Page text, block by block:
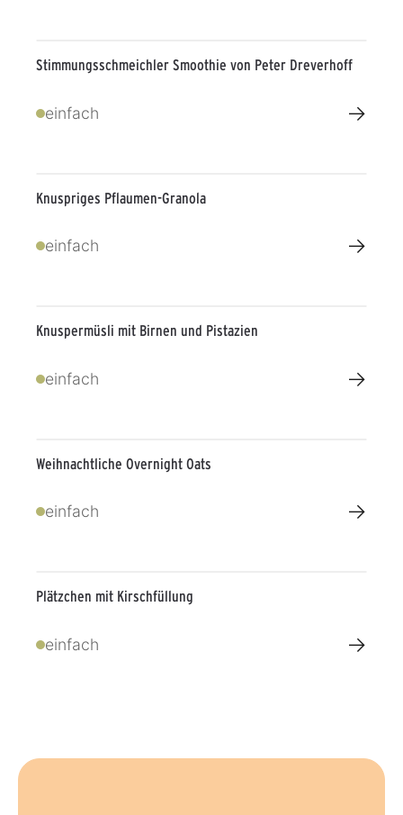
Stimmungsschmeichler Smoothie von Peter Dreverhoff
einfach →
Knuspriges Pflaumen-Granola
einfach →
Knuspermüsli mit Birnen und Pistazien
einfach →
Weihnachtliche Overnight Oats
einfach →
Plätzchen mit Kirschfüllung
einfach →